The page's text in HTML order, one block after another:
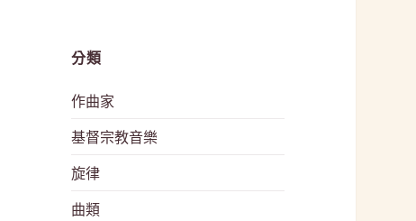
分類
作曲家
基督宗教音樂
旋律
曲類